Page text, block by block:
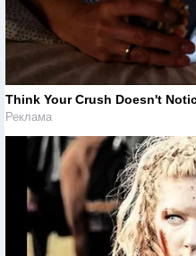
Think Your Crush Doesn't
Реклама